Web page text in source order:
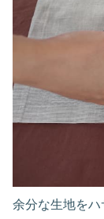
余分な生地を